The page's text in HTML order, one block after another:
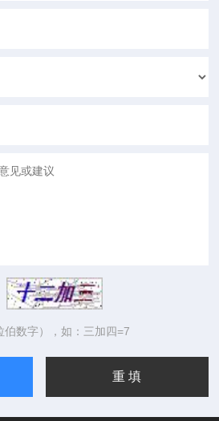
数字），如：三加四=7